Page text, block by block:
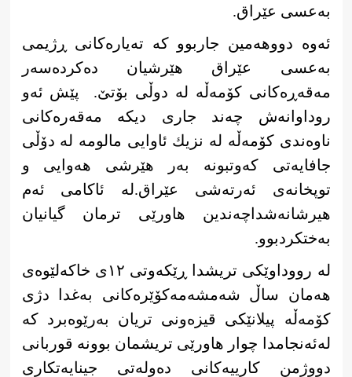
بەعسی عێراق.
ئەوە ‌دووهەمین جاربوو كە تەیارەكانی ڕژیمی
بەعسی عێراق هێرشیان دەكردەسەر
مەقەڕەكانی كۆمەڵە لە دوڵی بۆتێ. پێش ئەو
روداوانەش چەند جاری دیكە مەقەرەكانی
ناوەندی كۆمەڵە ‌لە نزیك ئاوایی مالومە لە دۆڵی
جافایەتی كەوتبونە بەر هێرشی هەوایی و
توپخانەی ئەرتەشی عێراق.لە ئاكامی ئەم
هیرشانەشداچەندین هاورێی ترمان گیانیان
بەختكردبوو.
لە رووداوێکی تریشدا ڕێکەوتی ١٢ی خاکەلێوەی
هەمان ساڵ شەمشەمەکۆێرەکانی بەغدا دژی
کۆمەڵە پیلانێکی قیزەونی تریان بەرێوەبرد کە
لەئەنجامدا چوار هاورێی تریشمان بوونە قوربانی
دووژمن کارییەکانی دەولەتی جینایەتکاری